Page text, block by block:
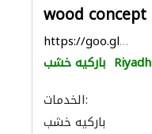
wood concept
https://goo.gl/maps/ni3KL2F7TNx4nFYX8
باركيه خشب Riyadh
الخدمات:
باركيه خشب